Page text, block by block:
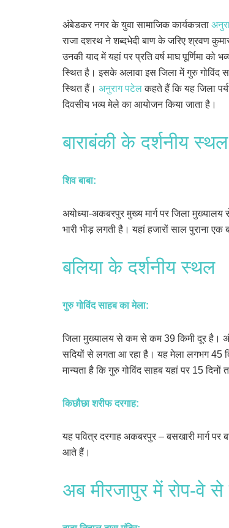
अंबेडकर नगर के युवा सामाजिक कार्यकत्र्ता
राजा दशरथ ने शब्दभेदी बाण के जरिए श्रवण
उनकी याद में यहां पर प्रति वर्ष माघ पूर्णिमा
स्थित है। इसके अलावा इस जिला में गुरु गोविंद
स्थित हैं। अनुराग पटेलकहते हैं कि यह जिला
दिवसीय भव्य मेले का आयोजन किया जाता है।
बाराबंकी के दर्शनीय स्थल
शिव बाबा:
अयोध्या-अकबरपुर मुख्य मार्ग पर जिला
भारी भीड़ लगती है। यहां हजारों साल पुराना एक
बलिया के दर्शनीय स्थल
गुरु गोविंद साहब का मेला:
जिला मुख्यालय से कम से कम 39 किमी दूर है।
सदियों से लगता आ रहा है। यह मेला लगभग 45
मान्यता है कि गुरु गोविंद साहब यहां पर 15
किछौछा शरीफ दरगाह:
यह पवित्र दरगाह अकबरपुर – बसखारी मार्ग
आते हैं।
अब मीरजापुर में रोप-वे